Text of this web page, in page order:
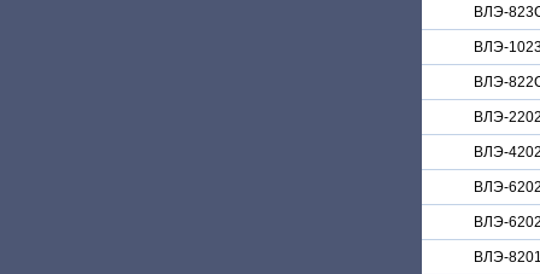
ВЛЭ-
ВЛЭ-
ВЛЭ-
ВЛЭ-
ВЛЭ-
ВЛЭ-
ВЛЭ-
ВЛЭ-